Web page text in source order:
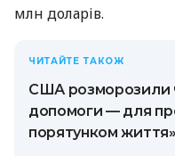
млн доларів.
ЧИТАЙТЕ ТАКОЖ
США розморозили
допомоги — для
порятунком життя»